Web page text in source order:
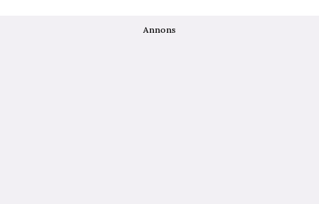
Annons